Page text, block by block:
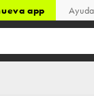
app